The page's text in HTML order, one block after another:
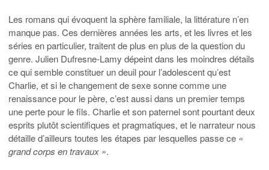
Les romans qui évoquent la sphère familiale, la littérature n’en
manque pas. Ces dernières années les arts, et les livres et les
séries en particulier, traitent de plus en plus de la question du
genre. Julien Dufresne-Lamy dépeint dans les moindres détails
ce qui semble constituer un deuil pour l’adolescent qu’est
Charlie, et si le changement de sexe sonne comme une
renaissance pour le père, c’est aussi dans un premier temps
une perte pour le fils. Charlie et son paternel sont pourtant deux
esprits plutôt scientifiques et pragmatiques, et le narrateur nous
détaille d’ailleurs toutes les étapes par lesquelles passe ce «
grand corps en travaux ».